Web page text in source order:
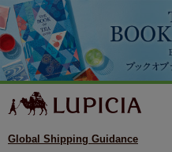
Global Shipping Guidance